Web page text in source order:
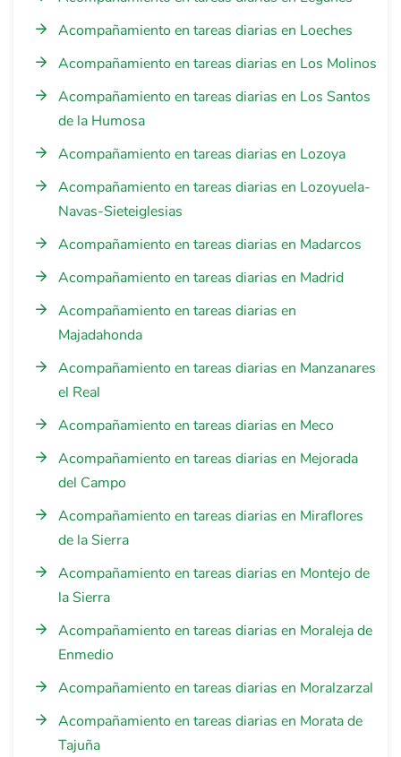
Acompañamiento en tareas diarias en Loeches
Acompañamiento en tareas diarias en Los Molinos
Acompañamiento en tareas diarias en Los Santos
de la Humosa
Acompañamiento en tareas diarias en Lozoya
Acompañamiento en tareas diarias en Lozoyuela-
Navas-Sieteiglesias
Acompañamiento en tareas diarias en Madarcos
Acompañamiento en tareas diarias en Madrid
Acompañamiento en tareas diarias en
Majadahonda
Acompañamiento en tareas diarias en Manzanares
el Real
Acompañamiento en tareas diarias en Meco
Acompañamiento en tareas diarias en Mejorada
del Campo
Acompañamiento en tareas diarias en Miraflores
de la Sierra
Acompañamiento en tareas diarias en Montejo de
la Sierra
Acompañamiento en tareas diarias en Moraleja de
Enmedio
Acompañamiento en tareas diarias en Moralzarzal
Acompañamiento en tareas diarias en Morata de
Tajuña